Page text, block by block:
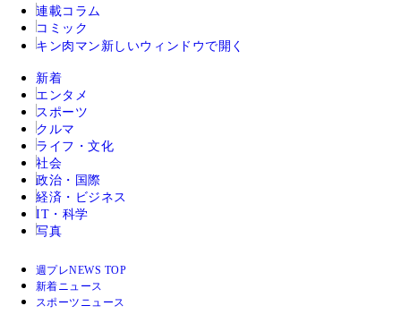
連載コラム
コミック
キン肉マン 新しいウィンドウで開く
新着
エンタメ
スポーツ
クルマ
ライフ・文化
社会
政治・国際
経済・ビジネス
IT・科学
写真
週プレNEWS TOP
新着ニュース
スポーツニュース